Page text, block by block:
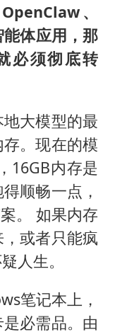
、
体应用，那
必须彻底转
大模型的最
。现在的模
16GB内存是
顺畅一点，
。 如果内存
或者只能疯
人生。
笔记本上，
必需品。由